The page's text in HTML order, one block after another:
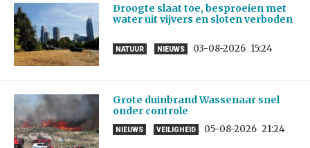
Droogte slaat toe, besproeien met
water uit vijvers en sloten verboden
NATUUR NIEUWS 03-08-2026 15:24
Grote duinbrand Wassenaar snel
onder controle
NIEUWS VEILIGHEID 05-08-2026 21:24